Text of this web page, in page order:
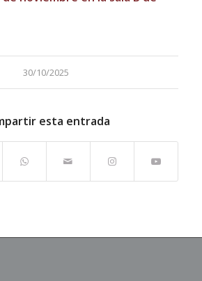
30/10/2025
esta entrada